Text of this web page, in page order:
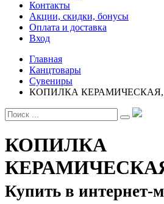
Контакты
Акции, скидки, бонусы
Оплата и доставка
Вход
Главная
Канцтовары
Сувениры
КОПИЛКА КЕРАМИЧЕСКАЯ,
КОПИЛКА
Купить в интернет-